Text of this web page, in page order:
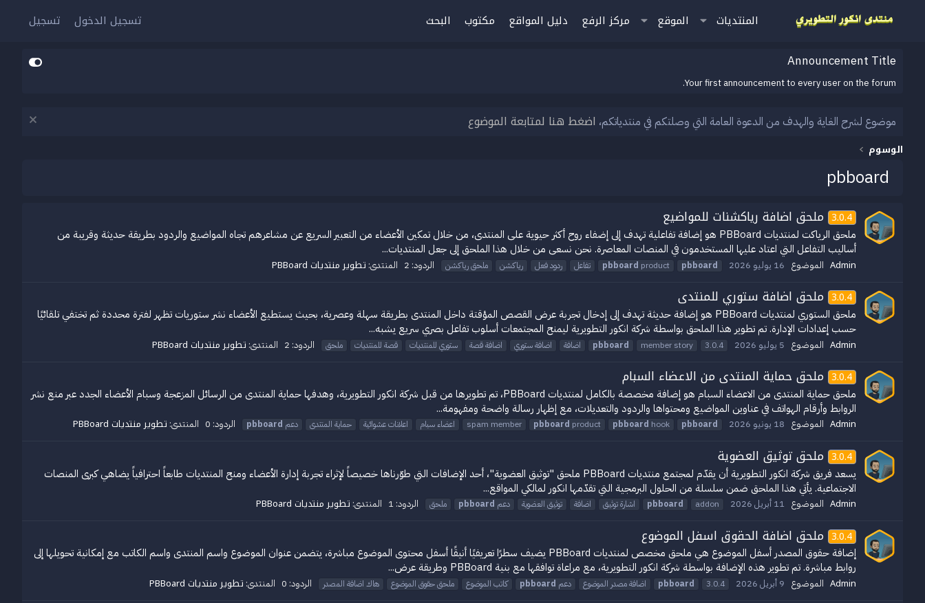
المنتديات الموقع مركز الرفع دليل المواقع مكتوب البحث تسجيل الدخول تسجيل
Announcement Title
Your first announcement to every user on the forum.
موضوع لشرح الغاية والهدف من الدعوة العامة التي وصلتكم في منتدياتكم، اضغط هنا لمتابعة الموضوع
الوسوم
pbboard
3.0.4 ملحق اضافة رياكشنات للمواضيع
ملحق الرياكت لمنتديات PBBoard هو إضافة تفاعلية تهدف إلى إضفاء روح أكثر حيوية على المنتدى، من خلال تمكين الأعضاء من التعبير السريع عن مشاعرهم تجاه المواضيع والردود بطريقة حديثة وقريبة من
أساليب التفاعل التي اعتاد عليها المستخدمون في المنصات المعاصرة. نحن نسعى من خلال هذا الملحق إلى جعل المنتديات...
Admin الموضوع 16 يوليو 2026 pbboard
pbboard product تفاعل ردود فعل رياكشن ملحق رياكشن الردود: 2 المنتدى: تطوير منتديات PBBoard
3.0.4 ملحق اضافة ستوري للمنتدى
ملحق الستوري لمنتديات PBBoard هو إضافة حديثة تهدف إلى إدخال تجربة عرض القصص المؤقتة داخل المنتدى بطريقة سهلة وعصرية، بحيث يستطيع الأعضاء نشر ستوريات تظهر لفترة محددة ثم تختفي تلقائيًا
حسب إعدادات الإدارة. تم تطوير هذا الملحق بواسطة شركة انكور التطويرية ليمنح المجتمعات أسلوب تفاعل بصري سريع يشبه...
Admin الموضوع 5 يوليو 2026 3.0.4
member story
pbboard اضافة اضافة ستوري اضافة قصة ستوري للمنتديات قصة للمنتديات ملحق الردود: 2 المنتدى: تطوير منتديات PBBoard
3.0.4 ملحق حماية المنتدى من الاعضاء السبام
ملحق حماية المنتدى من الاعضاء السبام هو إضافة مخصصة بالكامل لمنتديات PBBoard، تم تطويرها من قبل شركة انكور التطويرية، وهدفها حماية المنتدى من الرسائل المزعجة وسبام الأعضاء الجدد عبر منع نشر
الروابط وأرقام الهواتف في عناوين المواضيع ومحتواها والردود والتعديلات، مع إظهار رسالة واضحة ومفهومة...
Admin الموضوع 18 يونيو 2026 pbboard
pbboard hook
pbboard product
spam member اعضاء سبام اعلانات عشوائية حماية المنتدى دعم pbboard الردود: 0 المنتدى: تطوير منتديات PBBoard
3.0.4 ملحق توثيق العضوية
يسعد فريق شركة انكور التطويرية أن يقدّم لمجتمع منتديات PBBoard ملحق "توثيق العضوية"، أحد الإضافات التي طوّرناها خصيصاً لإثراء تجربة إدارة الأعضاء ومنح المنتديات طابعاً احترافياً يضاهي كبرى المنصات
الاجتماعية. يأتي هذا الملحق ضمن سلسلة من الحلول البرمجية التي تقدّمها انكور لمالكي المواقع...
Admin الموضوع 11 أبريل 2026 addon
pbboard اشارة توثيق اضافة توثيق العضوية دعم pbboard ملحق الردود: 1 المنتدى: تطوير منتديات PBBoard
3.0.4 ملحق اضافة الحقوق اسفل الموضوع
إضافة حقوق المصدر أسفل الموضوع هي ملحق مخصص لمنتديات PBBoard يضيف سطرًا تعريفيًا أنيقًا أسفل محتوى الموضوع مباشرة، يتضمن عنوان الموضوع واسم المنتدى واسم الكاتب مع إمكانية تحويلها إلى
روابط مباشرة. تم تطوير هذه الإضافة بواسطة شركة انكور التطويرية، مع مراعاة توافقها مع بنية PBBoard وطريقة عرض...
Admin الموضوع 9 أبريل 2026 3.0.4
pbboard اضافة مصدر الموضوع دعم pbboard كاتب الموضوع ملحق حقوق الموضوع هاك اضافة المصدر الردود: 0 المنتدى: تطوير منتديات PBBoard